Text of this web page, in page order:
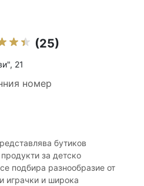
(25)
21
номер
бутиков
за детско
подбира разнообразие от
играчки и широка